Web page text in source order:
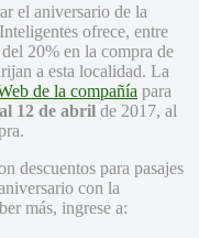
el aniversario de la
ofrece, entre
20% en la compra de
a esta localidad. La
de la compañía para
12 de abril de 2017, al
descuentos para pasajes
con la
más, ingrese a: